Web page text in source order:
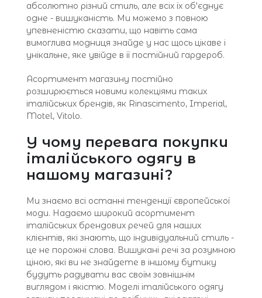
абсолютно різний стиль, але всіх їх об'єднує
одне - вишуканість. Ми можемо з повною
упевненістю сказати, що навіть сама
вимоглива модниця знайде у нас щось цікаве і
унікальне, яке увійде в її постійний гардероб.
Асортимент магазину постійно
розширюється новими колекціями таких
італійських брендів, як Rinascimento, Imperial,
Motel, Vitolo.
У чому перевага покупки
італійського одягу в
нашому магазині?
Ми знаємо всі останні тенденції європейської
моди. Надаємо широкий асортимент
італійських брендових речей для наших
клієнтів, які знають, що індивідуальний стиль -
це не порожні слова. Вишукані речі за розумною
ціною, які ви не знайдете в іншому бутику
будуть радувати вас своїм зовнішнім
виглядом і якістю. Моделі італійського одягу